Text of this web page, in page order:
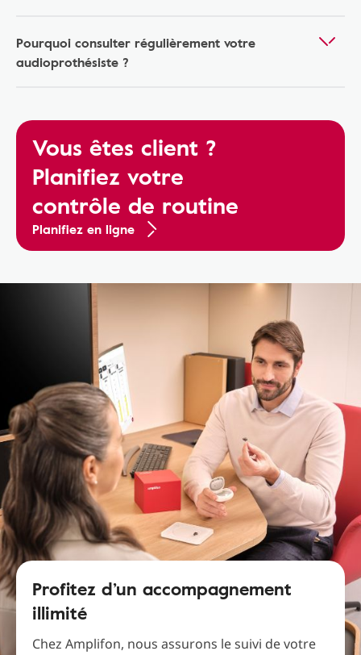
Pourquoi consulter régulièrement votre
audioprothésiste ?
Vous êtes client ?
Planifiez votre
contrôle de routine
Planifiez en ligne
Profitez d’un accompagnement
illimité
Chez Amplifon, nous assurons le suivi de votre